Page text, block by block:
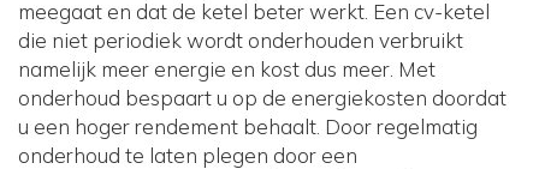
meegaat en dat de ketel beter werkt. Een cv-ketel
die niet periodiek wordt onderhouden verbruikt
namelijk meer energie en kost dus meer. Met
onderhoud bespaart u op de energiekosten doordat
u een hoger rendement behaalt. Door regelmatig
onderhoud te laten plegen door een